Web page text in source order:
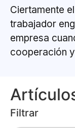
Ciertamente
trabajador
empresa
cooperación
Filtrar